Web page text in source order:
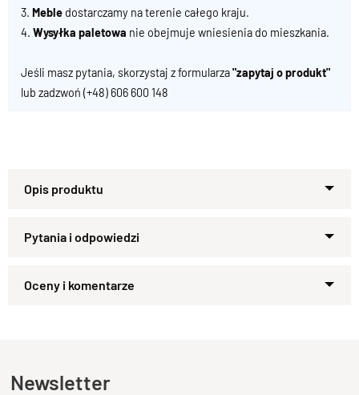
3. Meble dostarczamy na terenie całego kraju.
4. Wysyłka paletowa nie obejmuje wniesienia do mieszkania.
Jeśli masz pytania, skorzystaj z formularza"zapytaj o produkt"
lub zadzwoń (+48) 606 600 148
Zapytaj o produkt
Newsletter